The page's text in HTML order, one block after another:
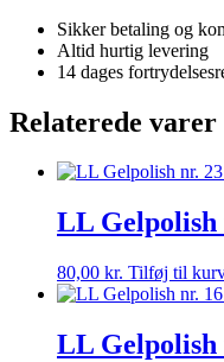
Sikker betaling og
Altid hurtig levering
14 dages
Relaterede varer
LL Gelpolish
80,00 kr. Tilføj til
LL Gelpolish